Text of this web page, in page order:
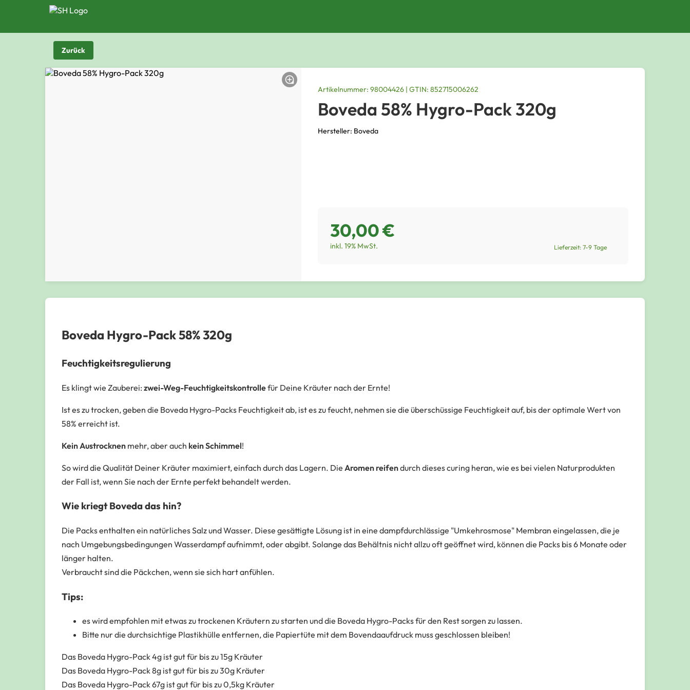
Zurück
Artikelnummer: 98004426 | GTIN: 852715006262
Boveda 58% Hygro-Pack 320g
Hersteller: Boveda
30,00 €
inkl. 19% MwSt. Lieferzeit: 7-9 Tage
Boveda Hygro-Pack 58% 320g
Feuchtigkeitsregulierung
Es klingt wie Zauberei: zwei-Weg-Feuchtigkeitskontrollefür Deine Kräuter nach der Ernte!
Ist es zu trocken, geben die Boveda Hygro-Packs Feuchtigkeit ab, ist es zu feucht, nehmen sie die überschüssige Feuchtigkeit auf, bis der optimale Wert von
58% erreicht ist.
Kein Austrocknen mehr, aber auch kein Schimmel!
So wird die Qualität Deiner Kräuter maximiert, einfach durch das Lagern. Die Aromen reifendurch dieses curing heran, wie es bei vielen Naturprodukten
der Fall ist, wenn Sie nach der Ernte perfekt behandelt werden.
Wie kriegt Boveda das hin?
Die Packs enthalten ein natürliches Salz und Wasser. Diese gesättigte Lösung ist in eine dampfdurchlässige "Umkehrosmose" Membran eingelassen, die je
nach Umgebungsbedingungen Wasserdampf aufnimmt, oder abgibt. Solange das Behältnis nicht allzu oft geöffnet wird, können die Packs bis 6 Monate oder
länger halten.
Verbraucht sind die Päckchen, wenn sie sich hart anfühlen.
Tips:
es wird empfohlen mit etwas zu trockenen Kräutern zu starten und die Boveda Hygro-Packs für den Rest sorgen zu lassen.
Bitte nur die durchsichtige Plastikhülle entfernen, die Papiertüte mit dem Bovendaaufdruck muss geschlossen bleiben!
Das Boveda Hygro-Pack 4g ist gut für bis zu 15g Kräuter
Das Boveda Hygro-Pack 8g ist gut für bis zu 30g Kräuter
Das Boveda Hygro-Pack 67g ist gut für bis zu 0,5kg Kräuter